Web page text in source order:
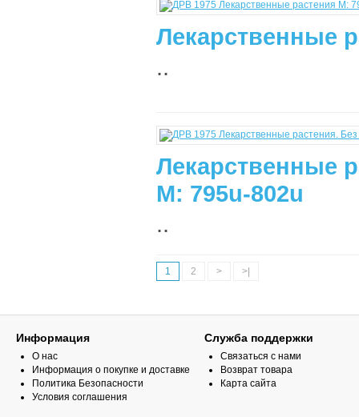
Лекарственные
..
Лекарственные
М: 795u-802u
..
1 2 > >|
Информация
О нас
Информация о покупке и доставке
Политика Безопасности
Условия соглашения
Служба поддержки
Связаться с нами
Возврат товара
Карта сайта